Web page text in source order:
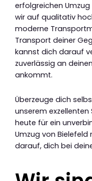
erfolgreichen
wir auf qualitativ
moderne
Transport deiner
kannst dich darauf
zuverlässig an
ankommt.
Überzeuge dich
unserem exzellenten
heute für ein
Umzug von Bielefeld
darauf, dich bei